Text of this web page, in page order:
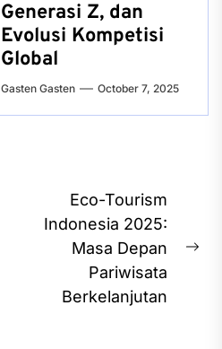
Generasi Z, dan
Evolusi Kompetisi
Global
Gasten Gasten October 7, 2025
Eco-Tourism
Indonesia 2025:
Masa Depan
Pariwisata
Berkelanjutan